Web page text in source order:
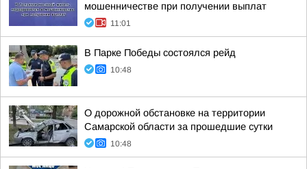
мошенничестве при получении выплат
11:01
В Парке Победы состоялся рейд
10:48
О дорожной обстановке на территории
Самарской области за прошедшие сутки
10:48